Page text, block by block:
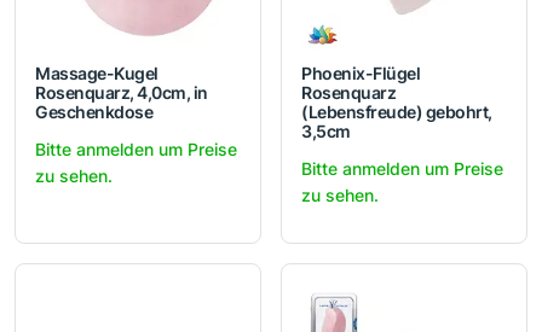
Massage-Kugel
Rosenquarz, 4,0cm, in
Geschenkdose
Bitte anmelden um Preise
zu sehen.
Phoenix-Flügel
Rosenquarz
(Lebensfreude) gebohrt,
3,5cm
Bitte anmelden um Preise
zu sehen.